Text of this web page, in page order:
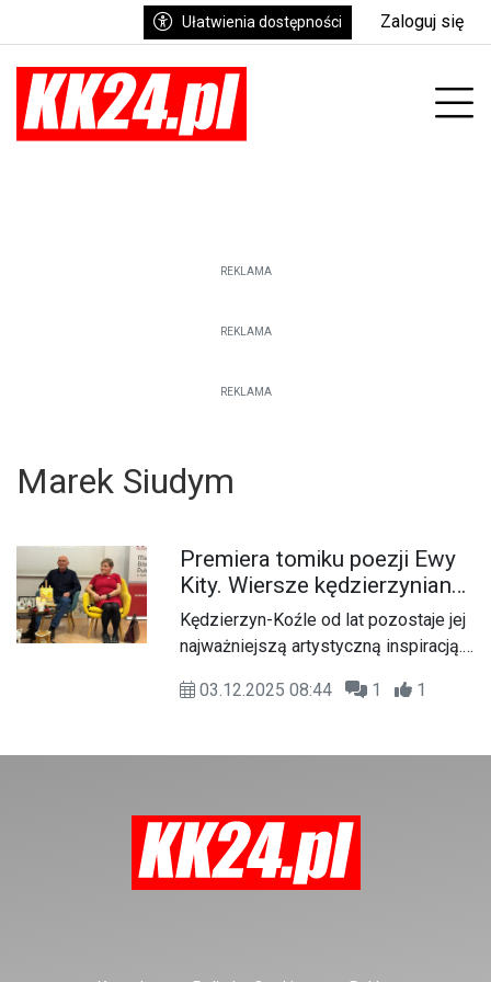
Ułatwienia dostępności Zaloguj się
REKLAMA
REKLAMA
REKLAMA
Marek Siudym
Premiera tomiku poezji Ewy
Kity. Wiersze kędzierzynianki
czyta aktor Marek Siudym.
ZDJĘCIA
Kędzierzyn-Koźle od lat pozostaje jej
najważniejszą artystyczną inspiracją.
rodzinnym mieście, jego rytm, nastroje
swoich wierszach, a znajome uliczki,
03.12.2025 08:44 1 1